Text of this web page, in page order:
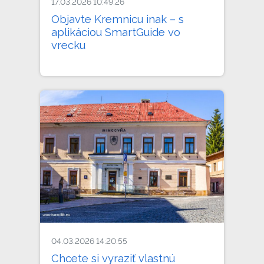
Objavte Kremnicu inak – s
aplikáciou SmartGuide vo
vrecku
04.03.2026 14:20:55
Chcete si vyraziť vlastnú